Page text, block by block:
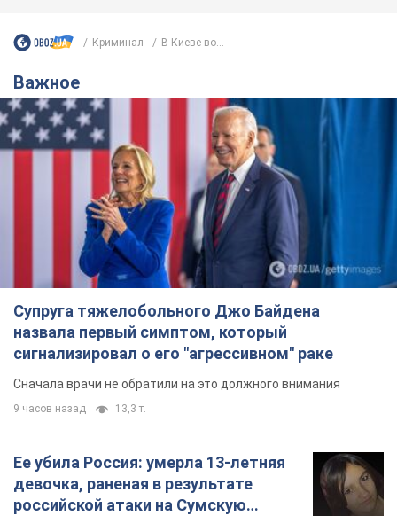
Криминал В Киеве во...
Важное
Супруга тяжелобольного Джо Байдена
назвала первый симптом, который
сигнализировал о его "агрессивном" раке
Сначала врачи не обратили на это должного внимания
9 часов назад 13,3 т.
Ее убила Россия: умерла 13-летняя
девочка, раненая в результате
российской атаки на Сумскую